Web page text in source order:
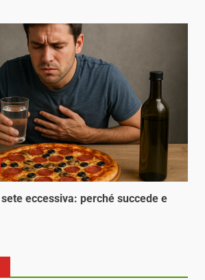
eccessiva: perché succede e